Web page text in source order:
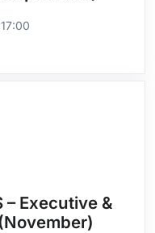
Executive &